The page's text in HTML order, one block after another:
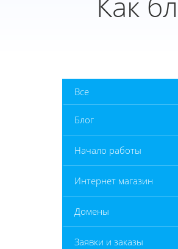
Все
Блог
Начало работы
Интернет магазин
Домены
Заявки и заказы